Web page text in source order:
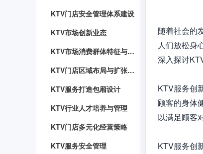
KTV门店安全管理体系建设
KTV市场创新业态
KTV市场消费群体特征与行为分析
KTV门店区域布局与扩张战略
KTV服务打造包厢设计
KTV行业人才培养与管理
KTV门店多元化经营策略
KTV服务安全管理
随着社会的
人们放松身
深入探讨
KTV服务创
顾客的身体
以满足顾客
KTV服务创